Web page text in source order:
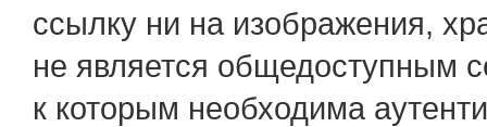
ссылку ни на изображения,
не является общедоступным
к которым необходима